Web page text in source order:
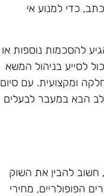
כדי למנוע אי
להסכמות נוספות או
לסייע בניהול המשא
ומקצועית. עם סיום
הבא במעבר לבעלים
חשוב להבין את השוק
הפופולריים, מחירי